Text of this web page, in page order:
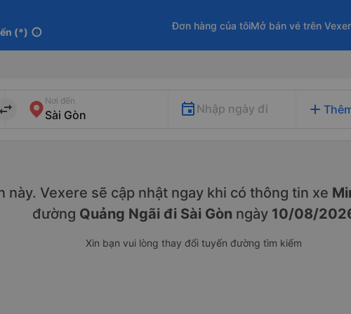
(*) info
Đơn hàng của tôiMở bán vé trên
import_export
Nơi đến
Nhập ngày đi add
này. Vexere sẽ cập nhật ngay khi có thông tin xe
đường Quảng Ngãi đi Sài Gòn ngày 10/08/
Xin bạn vui lòng thay đổi tuyến đường tìm kiếm